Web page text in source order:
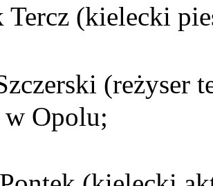
Tercz (kielecki
(reżyser
Opolu;